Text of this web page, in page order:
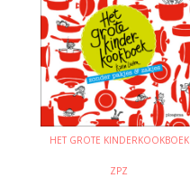
HET GROTE KINDERKOOKBOEK
ZPZ